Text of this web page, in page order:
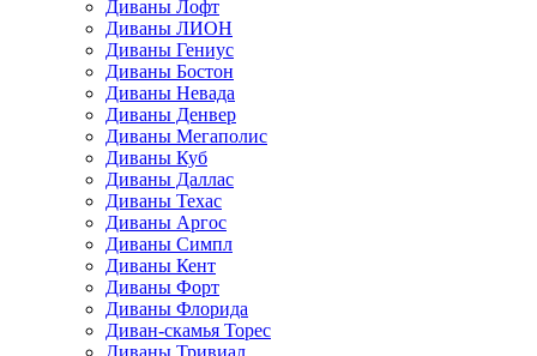
Диваны Лофт
Диваны ЛИОН
Диваны Гениус
Диваны Бостон
Диваны Невада
Диваны Денвер
Диваны Мегаполис
Диваны Куб
Диваны Даллас
Диваны Техас
Диваны Аргос
Диваны Симпл
Диваны Кент
Диваны Форт
Диваны Флорида
Диван-скамья Торес
Диваны Тривиал